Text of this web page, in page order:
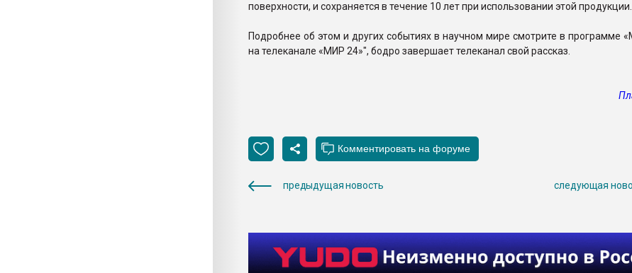
поверхности, и сохраняется в течение 10 лет при использовании этой продукции.
Подробнее об этом и других событиях в научном мире смотрите в программе
на телеканале «МИР 24»", бодро завершает телеканал свой рассказ.
предыдущая новость следующая